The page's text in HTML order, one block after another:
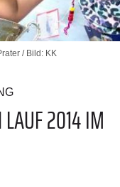
/ Bild: KK
LAUF 2014 IM